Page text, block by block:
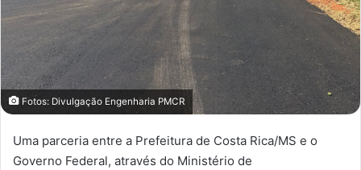
Fotos: Divulgação Engenharia PMCR
Uma parceria entre a Prefeitura de Costa Rica/MS e o
Governo Federal, através do Ministério de